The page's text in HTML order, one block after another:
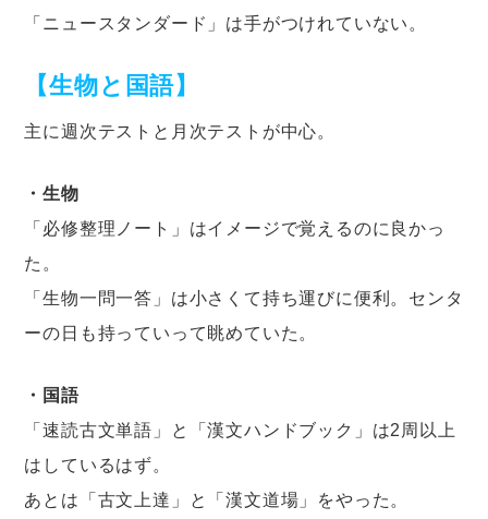
「ニュースタンダード」は手がつけれていない。
【生物と国語】
主に週次テストと月次テストが中心。
・生物
「必修整理ノート」はイメージで覚えるのに良かっ
た。
「生物一問一答」は小さくて持ち運びに便利。センタ
ーの日も持っていって眺めていた。
・国語
「速読古文単語」と「漢文ハンドブック」は2周以上
はしているはず。
あとは「古文上達」と「漢文道場」をやった。